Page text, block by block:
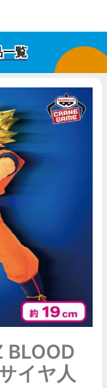
一覧
BLOOD
イヤ人